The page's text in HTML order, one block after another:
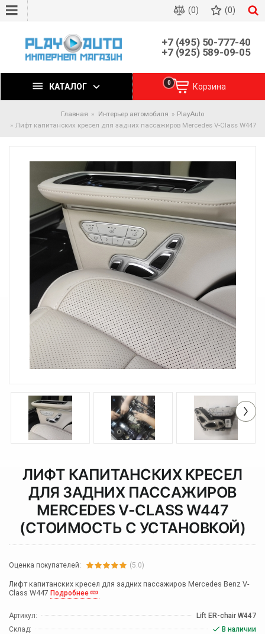
(0) (0)
+7 (495) 50-777-40
+7 (925) 589-09-05
КАТАЛОГ Корзина
0
Главная Интерьер автомобиля
PlayAuto
Лифт капитанских кресел для задних пассажиров Mercedes V-Class W447
ЛИФТ КАПИТАНСКИХ КРЕСЕЛ
ДЛЯ ЗАДНИХ ПАССАЖИРОВ
MERCEDES V-CLASS W447
(СТОИМОСТЬ С УСТАНОВКОЙ)
Оценка покупателей: (5.0)
Лифт капитанских кресел для задних пассажиров Mercedes Benz V-
Class W447 Подробнее
Артикул:
Lift ER-chair W447
Склад:
В наличии